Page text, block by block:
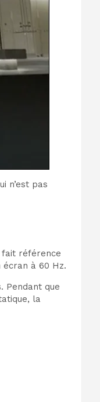
n’est pas
fait référence
écran à 60 Hz.
Pendant que
la